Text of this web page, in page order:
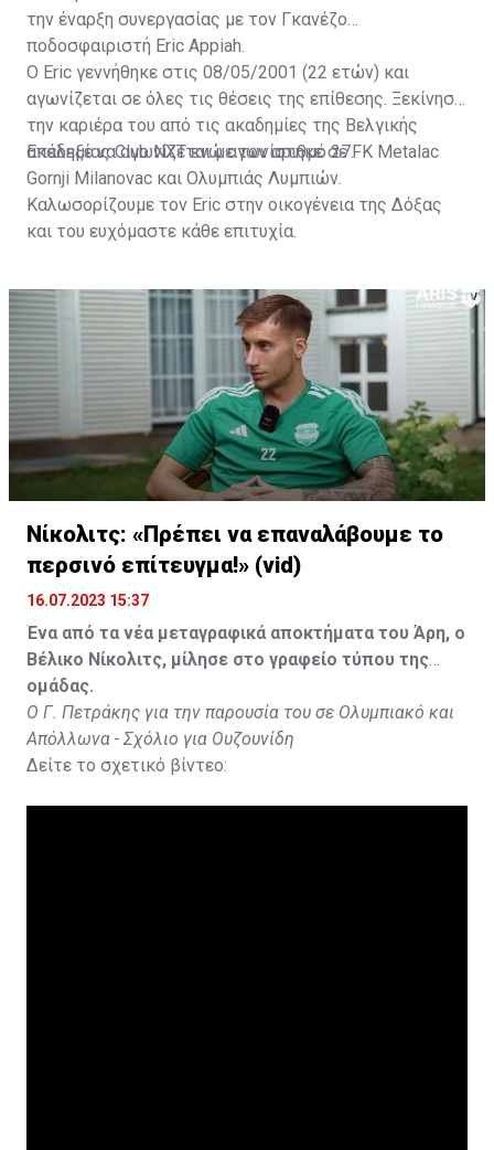
την έναρξη συνεργασίας με τον Γκανέζο
ποδοσφαιριστή Eric Appiah.
Ο Eric γεννήθηκε στις 08/05/2001 (22 ετών) και
αγωνίζεται σε όλες τις θέσεις της επίθεσης. Ξεκίνησε
την καριέρα του από τις ακαδημίες της Βελγικής
ακαδημίας Club NXT ενώ αγωνίστηκε σε FK Metalac
Gornji Milanovac και Ολυμπιάς Λυμπιών.
Επέλεξε να αγωνίζεται με τον αριθμό 27.
Καλωσορίζουμε τον Eric στην οικογένεια της Δόξας
και του ευχόμαστε κάθε επιτυχία.
Νίκολιτς: «Πρέπει να επαναλάβουμε το
περσινό επίτευγμα!» (vid)
16.07.2023 15:37
Ένα από τα νέα μεταγραφικά αποκτήματα του Άρη, ο
Βέλικο Νίκολιτς, μίλησε στο γραφείο τύπου της
ομάδας.
Ο Γ. Πετράκης για την παρουσία του σε Ολυμπιακό και
Απόλλωνα - Σχόλιο για Ουζουνίδη
Δείτε το σχετικό βίντεο: